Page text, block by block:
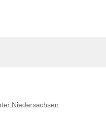
Niedersachsen